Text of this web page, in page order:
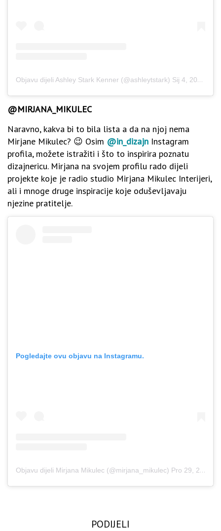
Objavu dijeli Ashley Stark Kenner (@ashleytstark) Sij 4, 2020 u 1:19 PST
@MIRJANA_MIKULEC
Naravno, kakva bi to bila lista a da na njoj nema
Mirjane Mikulec? 😉 Osim @in_dizajn Instagram
profila, možete istražiti i što to inspirira poznatu
dizajnericu. Mirjana na svojem profilu rado dijeli
projekte koje je radio studio Mirjana Mikulec Interijeri,
ali i mnoge druge inspiracije koje oduševljavaju
njezine pratitelje.
Pogledajte ovu objavu na Instagramu.
Objavu dijeli Mirjana Mikulec (@mirjana_mikulec) Pro 29, 2019 u 12:01 PST
PODIJELI